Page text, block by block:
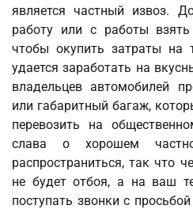
является частный извоз.
работу или с работы
чтобы окупить затраты на
удается заработать на
владельцев автомобилей
или габаритный багаж,
перевозить на
слава о хорошем
распространиться, так что
не будет отбоя, а на ваш
поступать звонки с